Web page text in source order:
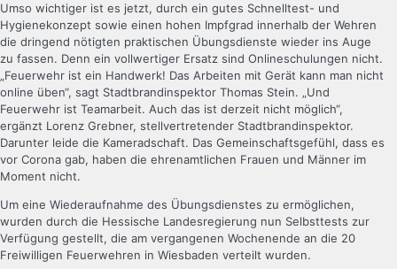
Umso wichtiger ist es jetzt, durch ein gutes Schnelltest- und
Hygienekonzept sowie einen hohen Impfgrad innerhalb der Wehren
die dringend nötigten praktischen Übungsdienste wieder ins Auge
zu fassen. Denn ein vollwertiger Ersatz sind Onlineschulungen nicht.
„Feuerwehr ist ein Handwerk! Das Arbeiten mit Gerät kann man nicht
online üben“, sagt Stadtbrandinspektor Thomas Stein. „Und
Feuerwehr ist Teamarbeit. Auch das ist derzeit nicht möglich“,
ergänzt Lorenz Grebner, stellvertretender Stadtbrandinspektor.
Darunter leide die Kameradschaft. Das Gemeinschaftsgefühl, dass es
vor Corona gab, haben die ehrenamtlichen Frauen und Männer im
Moment nicht.
Um eine Wiederaufnahme des Übungsdienstes zu ermöglichen,
wurden durch die Hessische Landesregierung nun Selbsttests zur
Verfügung gestellt, die am vergangenen Wochenende an die 20
Freiwilligen Feuerwehren in Wiesbaden verteilt wurden.